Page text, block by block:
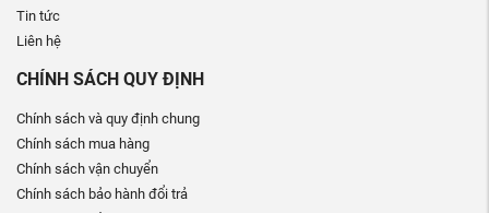
Tin tức
Liên hệ
CHÍNH SÁCH QUY ĐỊNH
Chính sách và quy định chung
Chính sách mua hàng
Chính sách vận chuyển
Chính sách bảo hành đổi trả